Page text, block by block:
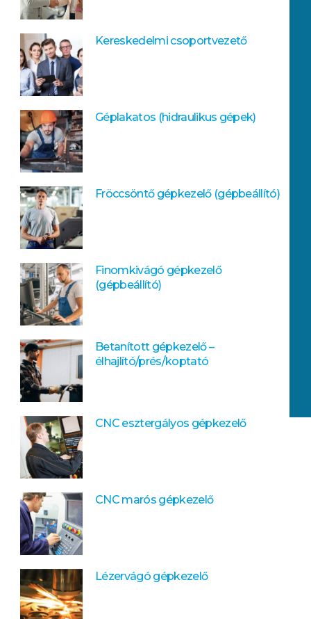
Kereskedelmi csoportvezető
Géplakatos (hidraulikus gépek)
Fröccsöntő gépkezelő (gépbeállító)
Finomkivágó gépkezelő
(gépbeállító)
Betanított gépkezelő –
élhajlító/prés/koptató
CNC esztergályos gépkezelő
CNC marós gépkezelő
Lézervágó gépkezelő